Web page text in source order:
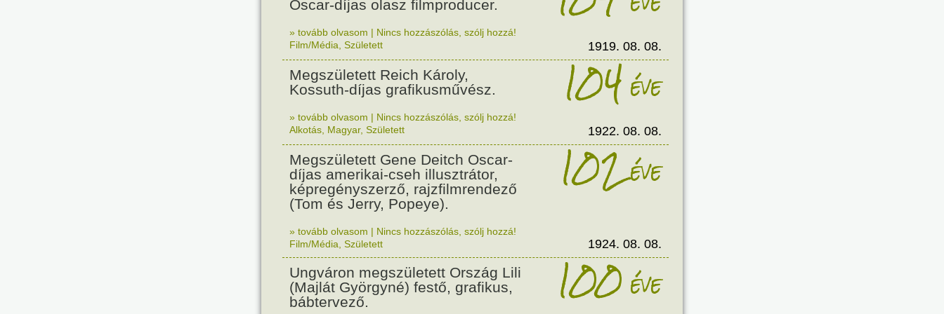
Oscar-díjas olasz filmproducer.
» tovább olvasom | Nincs hozzászólás, szólj hozzá!
Film/Média Született 1919. 08. 08.
Megszületett Reich Károly,
Kossuth-díjas grafikusművész.
104éve
» tovább olvasom | Nincs hozzászólás, szólj hozzá!
Alkotás Magyar, Született 1922. 08. 08.
Megszületett Gene Deitch Oscar-
díjas amerikai-cseh illusztrátor,
képregényszerző, rajzfilmrendező
(Tom és Jerry, Popeye).
102éve
» tovább olvasom | Nincs hozzászólás, szólj hozzá!
Film/Média Született 1924. 08. 08.
Ungváron megszületett Ország Lili
(Majlát Györgyné) festő, grafikus,
bábtervező.
100éve